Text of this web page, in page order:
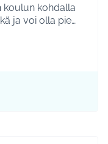
koulun kohdalla
ja voi olla pie…
Tuusulan kylät
teeman mukaan: